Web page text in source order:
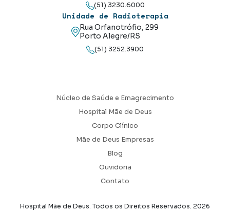
(51) 3230.6000
Unidade de Radioterapia
Rua Orfanotrófio, 299
Porto Alegre/RS
(51) 3252.3900
Núcleo de Saúde e Emagrecimento
Hospital Mãe de Deus
Corpo Clínico
Mãe de Deus Empresas
Blog
Ouvidoria
Contato
Hospital Mãe de Deus. Todos os Direitos Reservados. 2026